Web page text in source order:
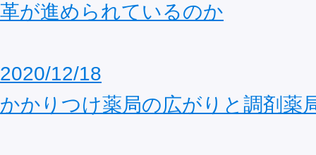
革が進められているのか
2020/12/18
かかりつけ薬局の広がりと調剤薬